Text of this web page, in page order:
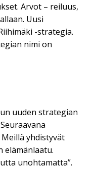
Arvot – reiluus,
Uusi
-strategia.
nimi on
uuden strategian
yhdistyvät
elämänlaatu.
unohtamatta”.